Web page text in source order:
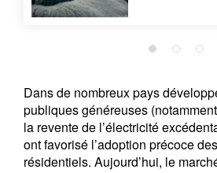
Dans de nombreux pays
publiques généreuses
la revente de l’électricité
ont favorisé l’adoption précoce
résidentiels. Aujourd’hui, le